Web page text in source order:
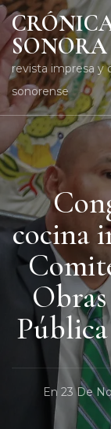
SONORA
revista impresa y
sonorense
cocina
En 23 De